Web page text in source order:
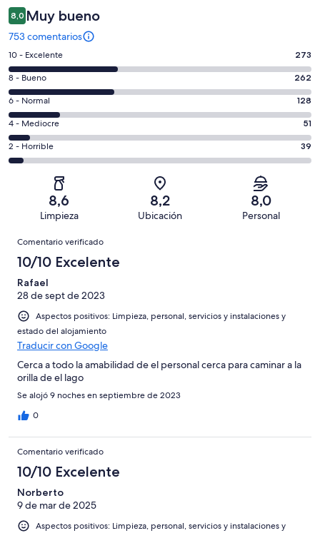
8,0 Muy bueno
753 comentarios
273
comentarios
de
un
total
de
753
con
puntuación
10 - Excelente 273
262
comentarios
de
un
total
de
puntuación
8 - Bueno 262
128
comentarios
de
un
total
puntuación
Normal
6 - Normal 128
51
comentarios
de
una
puntuación
Mediocre
4 - Mediocre 51
39
comentarios
753
una
puntuación
de
Horrible
2 - Horrible 39
8,6
Limpieza
8,2
Ubicación
8,0
Personal
Comentarios
Comentario verificado
10/10 Excelente
Rafael
28 de sept de 2023
Aspectos positivos: Limpieza, personal, servicios y instalaciones y
estado del alojamiento
Traducir con Google
Cerca a todo la amabilidad de el personal cerca para caminar a la
orilla de el lago
Se alojó 9 noches en septiembre de 2023
0
Comentario verificado
10/10 Excelente
Norberto
9 de mar de 2025
Aspectos positivos: Limpieza, personal, servicios y instalaciones y